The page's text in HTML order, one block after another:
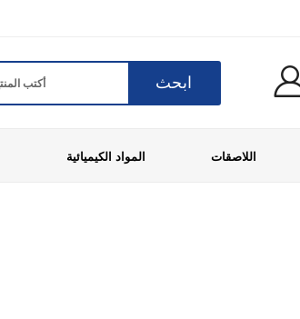
ابحث
المواد الكيميائية اللاصقات